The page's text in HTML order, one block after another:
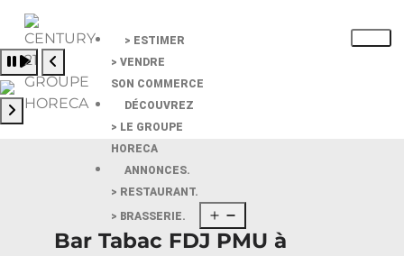
> ESTIMER
> VENDRE
SON COMMERCE
DÉCOUVREZ
> LE GROUPE
HORECA
ANNONCES.
> RESTAURANT.
> BRASSERIE.
Pause slide rotation
Resume slide rotation
Previous slide
Bar Tabac FDJ PMU à